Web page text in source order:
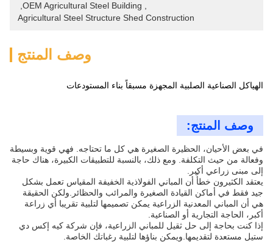
OEM Agricultural Steel Building
Agricultural Steel Structure Shed Construction
وصف المنتج
الهياكل الصناعية الصلبية المجهزة مسبقاً بناء المستودعات
وصف المنتج:
في بعض الأحيان، الحظيرة الصغيرة هي كل ما تحتاجه. فهي قوية وبسيطة
وفعالة من حيث التكلفة. ومع ذلك، بالنسبة للتطبيقات الكبيرة، هناك حاجة
إلى مبنى زراعي أكبر.
يعتقد الكثيرون خطأً أن المباني الفولاذية الخفيفة المقياس تعمل بشكل
جيد فقط في أماكن القيادة الصغيرة والمرائب والحظائر.ولكن الحقيقة
هي أن المباني المعدنية الزراعية يمكن تصميمها لتلبية تقريبا أي زراعة
أكبر، الحاجة التجارية أو الصناعية.
إذا كنت بحاجة إلى حل ثقيل للمباني الزراعية، فإن شركة كيه إكس دي
ستيل مستعدة لتقديمها.ويمكن بناؤها لتلبية رغباتك الخاصة.